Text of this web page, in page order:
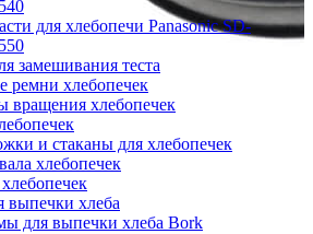
для хлебопечи Panasonic SD-
замешивания теста
ремни хлебопечек
вращения хлебопечек
и стаканы для хлебопечек
хлебопечек
хлеба
для выпечки хлеба Bork